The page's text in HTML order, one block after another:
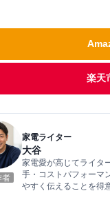
楽天
者
家電ライター
大谷
家電愛が高じてライタ
手・コストパフォーマ
やすく伝えることを得